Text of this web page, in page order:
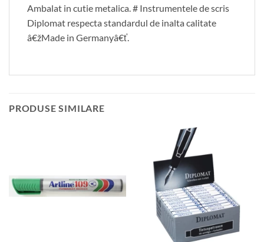
Ambalat in cutie metalica. # Instrumentele de scris
Diplomat respecta standardul de inalta calitate
â€žMade in Germanyâ€ť.
PRODUSE SIMILARE